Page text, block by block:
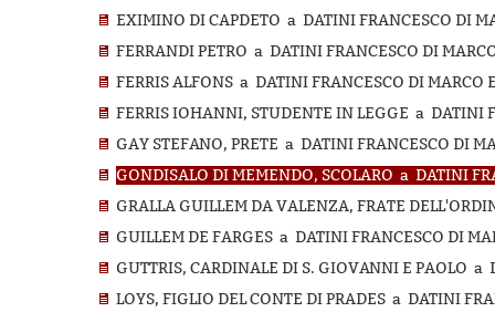
EXIMINO DI CAPDETO a DATINI FRANCESCO DI
FERRANDI PETRO a DATINI FRANCESCO DI
FERRIS ALFONS a DATINI FRANCESCO DI
FERRIS IOHANNI, STUDENTE IN LEGGE a DATINI
GAY STEFANO, PRETE a DATINI FRANCESCO DI
GONDISALO DI MEMENDO, SCOLARO a DATINI
GRALLA GUILLEM DA VALENZA, FRATE
GUILLEM DE FARGES a DATINI FRANCESCO DI
GUTTRIS, CARDINALE DI S. GIOVANNI E PAOLO
LOYS, FIGLIO DEL CONTE DI PRADES a DATINI